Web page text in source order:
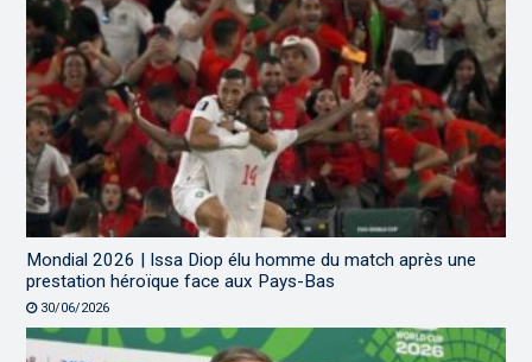
Mondial 2026 | Issa Diop élu homme du match après une
prestation héroïque face aux Pays-Bas
30/06/2026